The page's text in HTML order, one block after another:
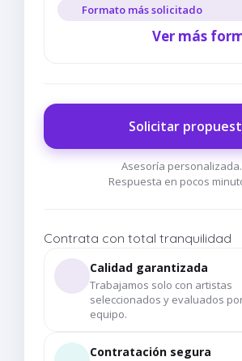
Formato más solicitado
Ver más
Solicitar
Asesoría personalizada.
Respuesta en pocos
Contrata con total tranquilidad
Calidad garantizada
Trabajamos solo con artistas
seleccionados y evaluados
equipo.
Contratación segura